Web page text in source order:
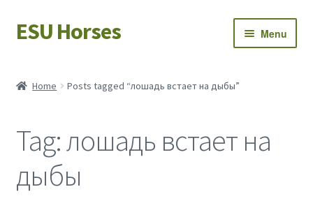
Skip
to
Skip
to
ESU Horses Menu
Save Horses
My account
Home Posts tagged “лошадь встает на дыбы”
Tag:лошадь встает на
дыбы